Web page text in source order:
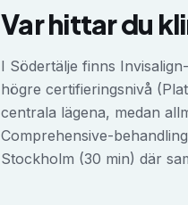
Var hittar du
I Södertälje finns
högre certifieringsnivå
centrala lägena, medan
Comprehensive-
Stockholm (30 min) där